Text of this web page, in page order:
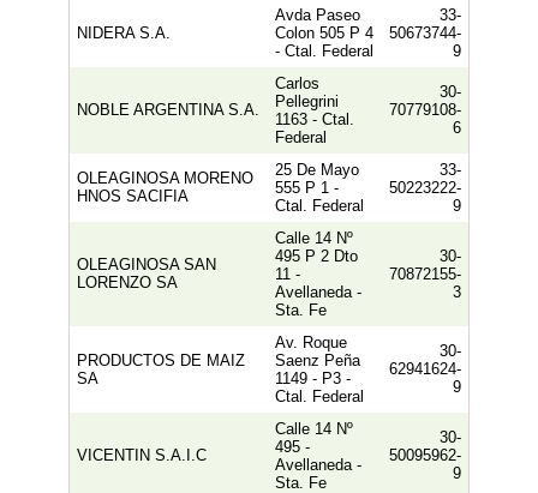
NIDERA S.A.
Avda Paseo
Colon 505 P 4
- Ctal. Federal
33-
50673744-
9
NOBLE ARGENTINA S.A.
Carlos
Pellegrini
1163 - Ctal.
Federal
30-
70779108-
6
OLEAGINOSA MORENO
HNOS SACIFIA
25 De Mayo
555 P 1 -
Ctal. Federal
33-
50223222-
9
OLEAGINOSA SAN
LORENZO SA
Calle 14 Nº
495 P 2 Dto
11 -
Avellaneda -
Sta. Fe
30-
70872155-
3
PRODUCTOS DE MAIZ
SA
Av. Roque
Saenz Peña
1149 - P3 -
Ctal. Federal
30-
62941624-
9
VICENTIN S.A.I.C
Calle 14 Nº
495 -
Avellaneda -
Sta. Fe
30-
50095962-
9